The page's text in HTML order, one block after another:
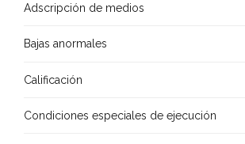
Adscripción de medios
Bajas anormales
Calificación
Condiciones especiales de ejecución